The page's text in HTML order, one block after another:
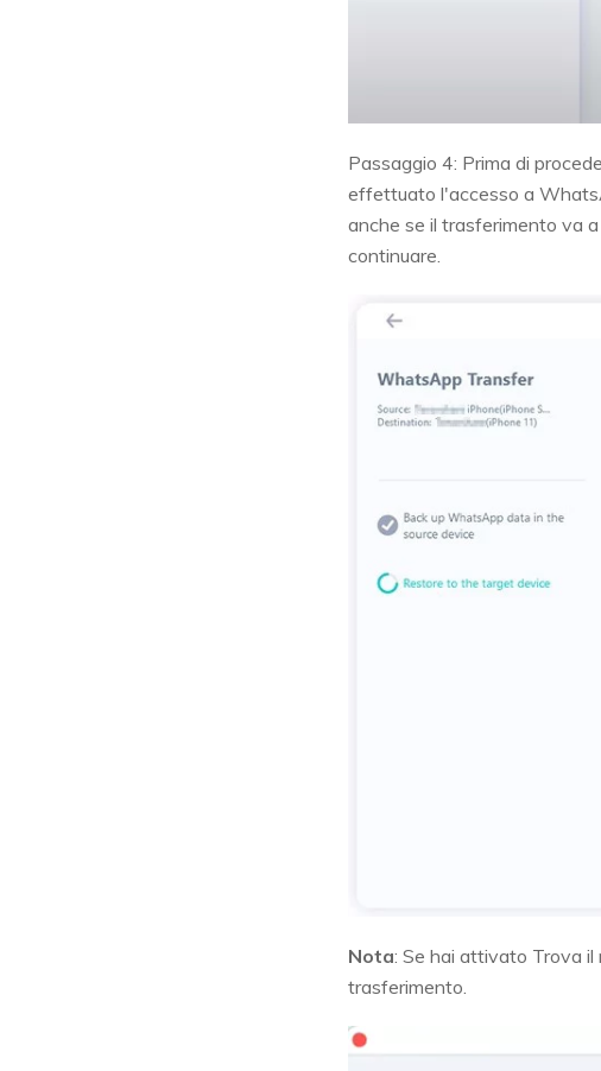
Passaggio 4: Prima di
effettuato l'accesso a
anche se il trasferimento va
continuare.
Nota: Se hai attivato Trova il
trasferimento.